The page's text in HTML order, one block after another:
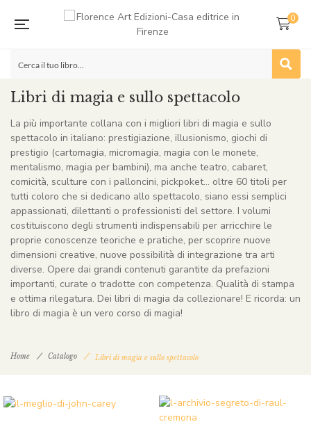
0
Libri di magia e sullo spettacolo
La più importante collana con i migliori libri di magia e sullo
spettacolo in italiano: prestigiazione, illusionismo, giochi di
prestigio (cartomagia, micromagia, magia con le monete,
mentalismo, magia per bambini), ma anche teatro, cabaret,
comicità, sculture con i palloncini, pickpoket… oltre 60 titoli per
tutti coloro che si dedicano allo spettacolo, siano essi semplici
appassionati, dilettanti o professionisti del settore. I volumi
costituiscono degli strumenti indispensabili per arricchire le
proprie conoscenze teoriche e pratiche, per scoprire nuove
dimensioni creative, nuove possibilità di integrazione tra arti
diverse. Opere dai grandi contenuti garantite da prefazioni
importanti, curate o tradotte con competenza. Qualità di stampa
e ottima rilegatura. Dei libri di magia da collezionare! E ricorda: un
libro di magia è un vero corso di magia!
Home Catalogo Libri di magia e sullo spettacolo